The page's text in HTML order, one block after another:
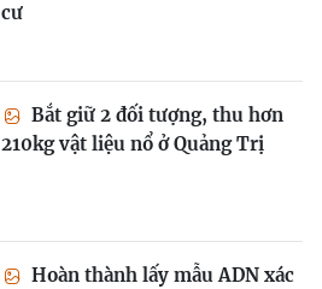
cư
Bắt giữ 2 đối tượng, thu hơn
210kg vật liệu nổ ở Quảng Trị
Hoàn thành lấy mẫu ADN xác